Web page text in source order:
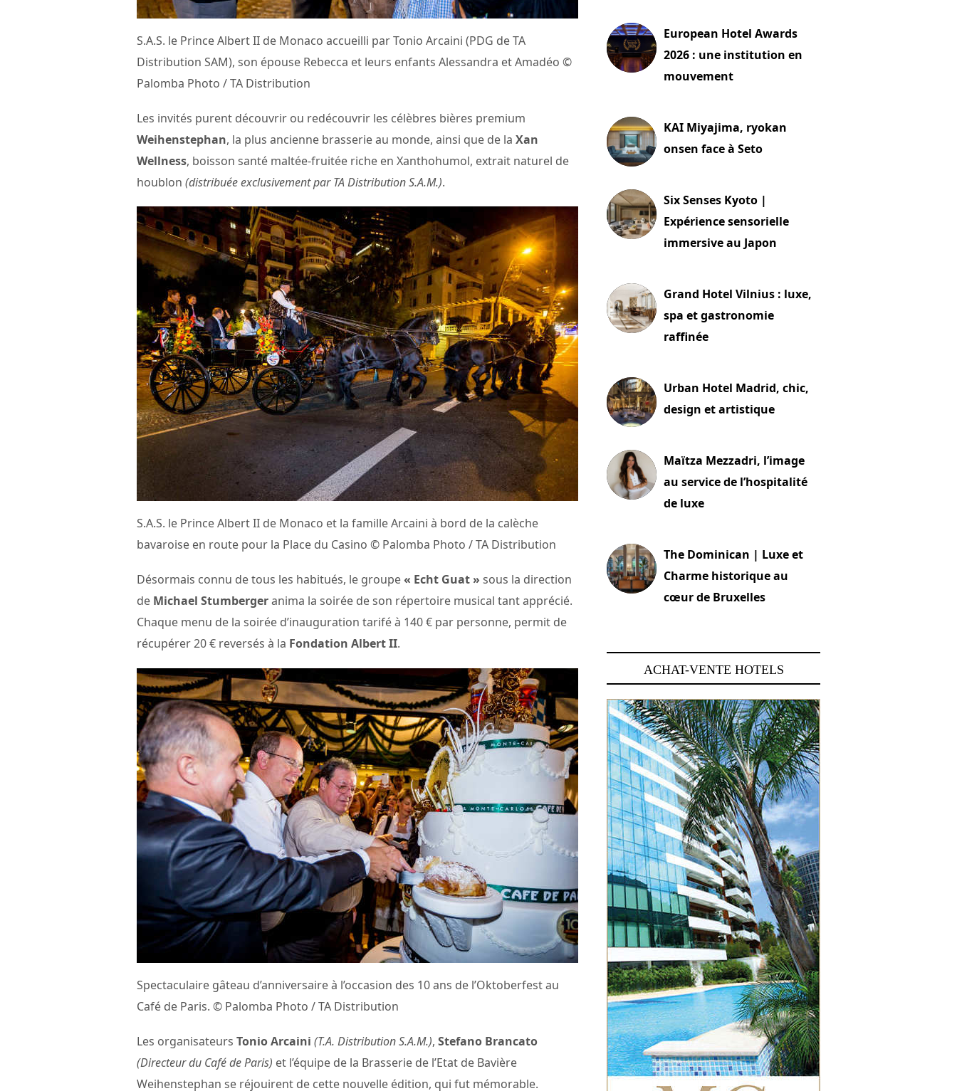
S.A.S. le Prince Albert II de Monaco accueilli par Tonio Arcaini (PDG de TA
Distribution SAM), son épouse Rebecca et leurs enfants Alessandra et Amadéo ©
Palomba Photo / TA Distribution
Les invités purent découvrir ou redécouvrir les célèbres bières premium
Weihenstephan, la plus ancienne brasserie au monde, ainsi que de la Xan
Wellness, boisson santé maltée-fruitée riche en Xanthohumol, extrait naturel de
houblon (distribuée exclusivement par TA Distribution S.A.M.).
S.A.S. le Prince Albert II de Monaco et la famille Arcaini à bord de la calèche
bavaroise en route pour la Place du Casino © Palomba Photo / TA Distribution
Désormais connu de tous les habitués, le groupe« Echt Guat » sous la direction
de Michael Stumbergeranima la soirée de son répertoire musical tant apprécié.
Chaque menu de la soirée d’inauguration tarifé à 140 € par personne, permit de
récupérer 20 € reversés à la Fondation Albert II.
Spectaculaire gâteau d’anniversaire à l’occasion des 10 ans de l’Oktoberfest au
Café de Paris. © Palomba Photo / TA Distribution
Les organisateurs Tonio Arcaini (T.A. Distribution S.A.M.), Stefano Brancato
(Directeur du Café de Paris) et l’équipe de la Brasserie de l’Etat de Bavière
Weihenstephan se réjouirent de cette nouvelle édition, qui fut mémorable.
European Hotel Awards
2026 : une institution en
mouvement
KAI Miyajima, ryokan
onsen face à Seto
Six Senses Kyoto |
Expérience sensorielle
immersive au Japon
Grand Hotel Vilnius : luxe,
spa et gastronomie
raffinée
Urban Hotel Madrid, chic,
design et artistique
Maïtza Mezzadri, l’image
au service de l’hospitalité
de luxe
The Dominican | Luxe et
Charme historique au
cœur de Bruxelles
ACHAT-VENTE HOTELS